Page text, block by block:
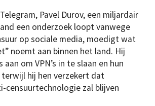
Pavel Durov, een miljardair
een onderzoek loopt vanwege
op sociale media, moedigt wat
noemt aan binnen het land. Hij
om VPN’s in te slaan en hun
hij hen verzekert dat
censuurtechnologie zal blijven